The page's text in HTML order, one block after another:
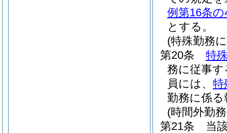
例第16条の
とする。
(特殊勤務
第20条
特
務に従事
員には、 特
勤務に係
(時間外勤
第21条
当